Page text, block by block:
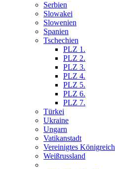
Serbien
Slowakei
Slowenien
Spanien
Tschechien
PLZ 1.
PLZ 2.
PLZ 3.
PLZ 4.
PLZ 5.
PLZ 6.
PLZ 7.
Türkei
Ukraine
Ungarn
Vatikanstadt
Vereinigtes Königreich
Weißrussland